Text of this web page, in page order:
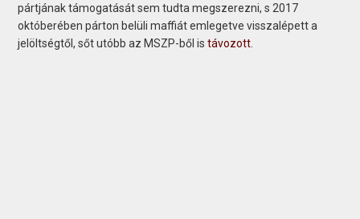
pártjának támogatását sem tudta megszerezni, s 2017
októberében párton belüli maffiát emlegetve visszalépett a
jelöltségtől, sőt utóbb az MSZP-ből istávozott